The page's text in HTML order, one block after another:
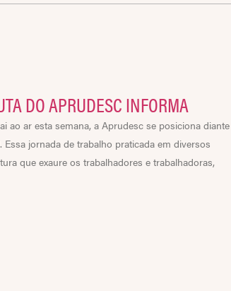
DO APRUDESC INFORMA
ao ar esta semana, a Aprudesc se posiciona diante
jornada de trabalho praticada em diversos
que exaure os trabalhadores e trabalhadoras,